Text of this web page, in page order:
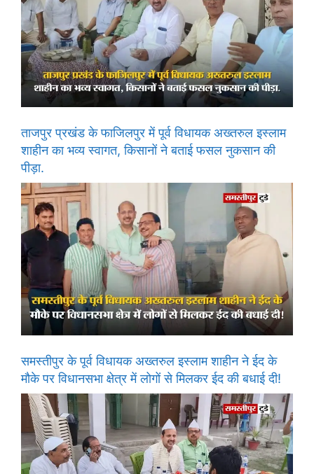
ताजपुर प्रखंड के फाजिलपुर में पूर्व विधायक अख्तरुल इस्लाम
शाहीन का भव्य स्वागत, किसानों ने बताई फसल नुकसान की
पीड़ा.
समस्तीपुर के पूर्व विधायक अख्तरुल इस्लाम शाहीन ने ईद के
मौके पर विधानसभा क्षेत्र में लोगों से मिलकर ईद की बधाई दी!